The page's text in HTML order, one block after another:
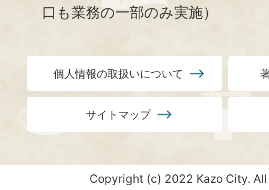
口も業務の一部のみ実施）
個人情報の取扱いについて
サイトマップ
Copyright (c) 2022 Kazo City.